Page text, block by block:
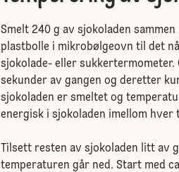
Smelt 240 g av sjokoladen sammen
plastbolle i mikrobølgeovn til det
sjokolade- eller
sekunder av gangen og deretter
sjokoladen er smeltet og
energisk i sjokoladen imellom hver
Tilsett resten av sjokoladen litt av
temperaturen går ned. Start med